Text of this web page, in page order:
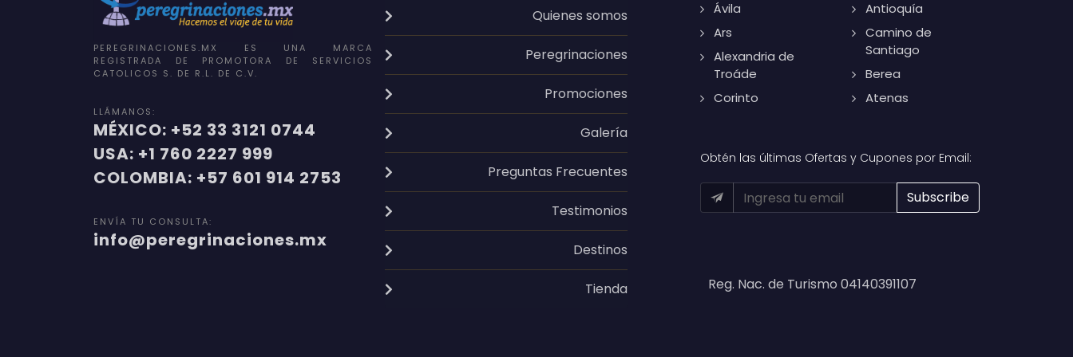
PEREGRINACIONES.MX ES UNA MARCA
REGISTRADA DE PROMOTORA DE SERVICIOS
CATOLICOS S. DE R.L. DE C.V.
LLÁMANOS:
MÉXICO: +52 33 3121 0744
USA: +1 760 2227 999
COLOMBIA: +57 601 914 2753
ENVÍA TU CONSULTA:
info@peregrinaciones.mx
Quienes somos
Peregrinaciones
Promociones
Galería
Preguntas Frecuentes
Testimonios
Destinos
Tienda
Ávila
Ars
Alexandria de
Troáde
Corinto
Antioquía
Camino de
Santiago
Berea
Atenas
Obtén las últimas Ofertas y Cupones por Email:
Reg. Nac. de Turismo 04140391107